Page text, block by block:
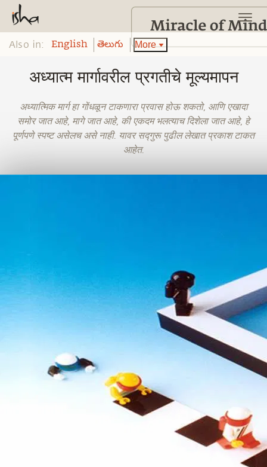
Also in: English తెలుగు More
अध्यात्म मार्गावरील प्रगतीचे मूल्यमापन
अध्यात्मिक मार्ग हा गोंधळून टाकणारा प्रवास होऊ शकतो, आणि एखादा
समोर जात आहे, मागे जात आहे, की एकदम भलत्याच दिशेला जात आहे, हे
पूर्णपणे स्पष्ट असेलच असे नाही. यावर सद्गुरू पुढील लेखात प्रकाश टाकत
आहेत.